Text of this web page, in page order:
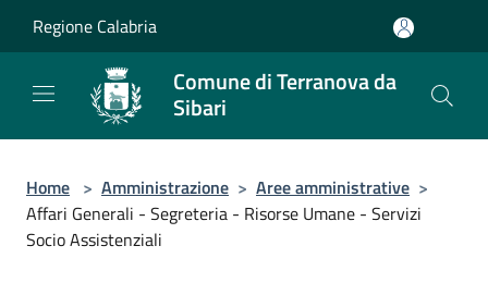
Regione Calabria
Comune di Terranova da
Sibari
Home > Amministrazione > Aree amministrative >
Affari Generali - Segreteria - Risorse Umane - Servizi
Socio Assistenziali